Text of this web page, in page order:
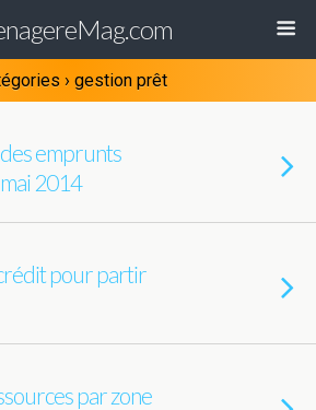
› gestion prêt
emprunts
2014
pour partir
par zone